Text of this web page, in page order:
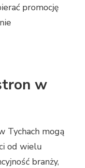
promocję
w
Tychach mogą
od wielu
branży,